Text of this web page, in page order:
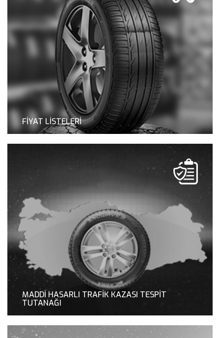
FİYAT LİSTELERİ
MADDİ HASARLI TRAFİK KAZASI TESPİT
TUTANAĞI